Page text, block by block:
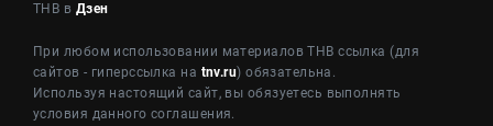
ТНВ в Дзен
При любом использовании материалов ТНВ ссылка (для
сайтов - гиперссылка на tnv.ru) обязательна.
Используя настоящий сайт, вы обязуетесь выполнять
условия данного соглашения.